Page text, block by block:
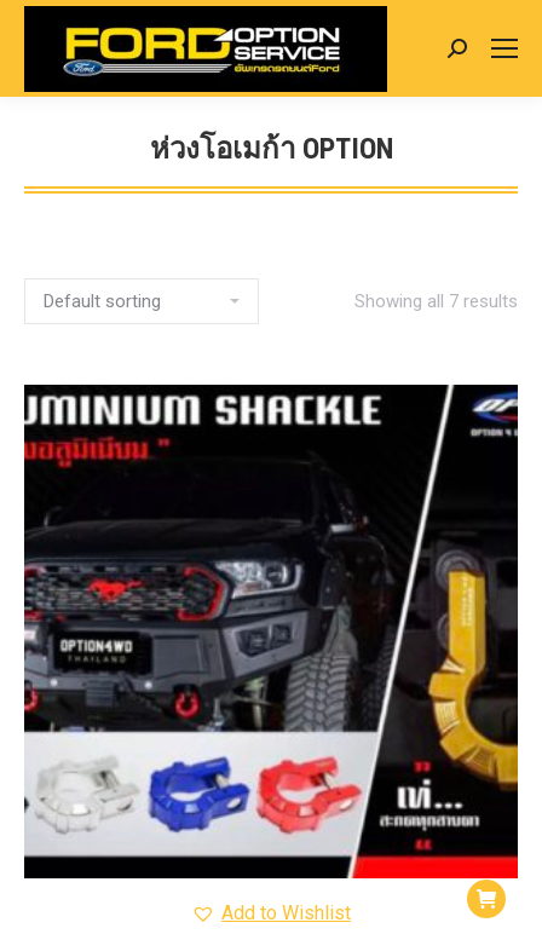
Search:
ห่วงโอเมก้า OPTION
You are here:
Showing all 7 results
Add to Wishlist